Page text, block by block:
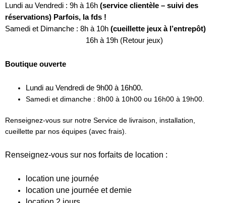
Lundi au Vendredi : 9h à 16h (service clientèle – suivi des
réservations) Parfois, la fds !
Samedi et Dimanche : 8h à 10h (cueillette jeux à l’entrepôt)
16h à 19h (Retour jeux)
Boutique ouverte
Lundi au Vendredi de 9h00 à 16h00.
Samedi et dimanche : 8h00 à 10h00 ou 16h00 à 19h00.
Renseignez-vous sur notre Service de livraison, installation,
cueillette par nos équipes (avec frais).
Renseignez-vous sur nos forfaits de location :
location une journée
location une journée et demie